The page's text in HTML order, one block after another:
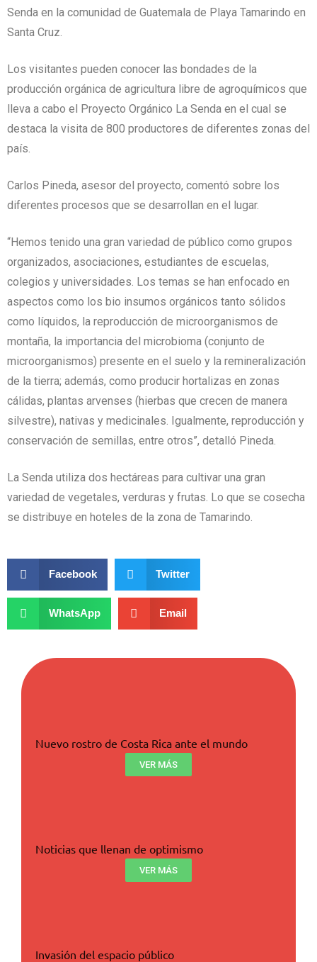
Senda en la comunidad de Guatemala de Playa Tamarindo en
Santa Cruz.
Los visitantes pueden conocer las bondades de la
producción orgánica de agricultura libre de agroquímicos que
lleva a cabo el Proyecto Orgánico La Senda en el cual se
destaca la visita de 800 productores de diferentes zonas del
país.
Carlos Pineda, asesor del proyecto, comentó sobre los
diferentes procesos que se desarrollan en el lugar.
“Hemos tenido una gran variedad de público como grupos
organizados, asociaciones, estudiantes de escuelas,
colegios y universidades. Los temas se han enfocado en
aspectos como los bio insumos orgánicos tanto sólidos
como líquidos, la reproducción de microorganismos de
montaña, la importancia del microbioma (conjunto de
microorganismos) presente en el suelo y la remineralización
de la tierra; además, como producir hortalizas en zonas
cálidas, plantas arvenses (hierbas que crecen de manera
silvestre), nativas y medicinales. Igualmente, reproducción y
conservación de semillas, entre otros”, detalló Pineda.
La Senda utiliza dos hectáreas para cultivar una gran
variedad de vegetales, verduras y frutas. Lo que se cosecha
se distribuye en hoteles de la zona de Tamarindo.
Facebook Twitter
WhatsApp Email
Nuevo rostro de Costa Rica ante el mundo
VER MÁS
Noticias que llenan de optimismo
VER MÁS
Invasión del espacio público